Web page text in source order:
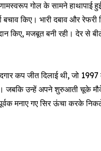
गोल के सामने
किए। भारी दबाव और रेफरी
किए, मजबूत बनी रही।
कप जीत दिलाई थी, जो 1997
जबकि उन्हें अपने शुरुआती चूके
मनाए गए सिर ऊंचा करके